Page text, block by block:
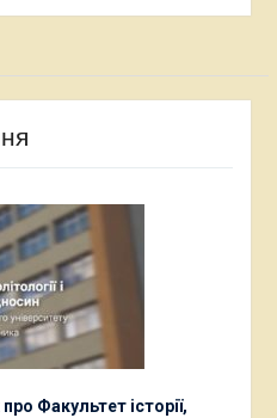
Факультет історії,